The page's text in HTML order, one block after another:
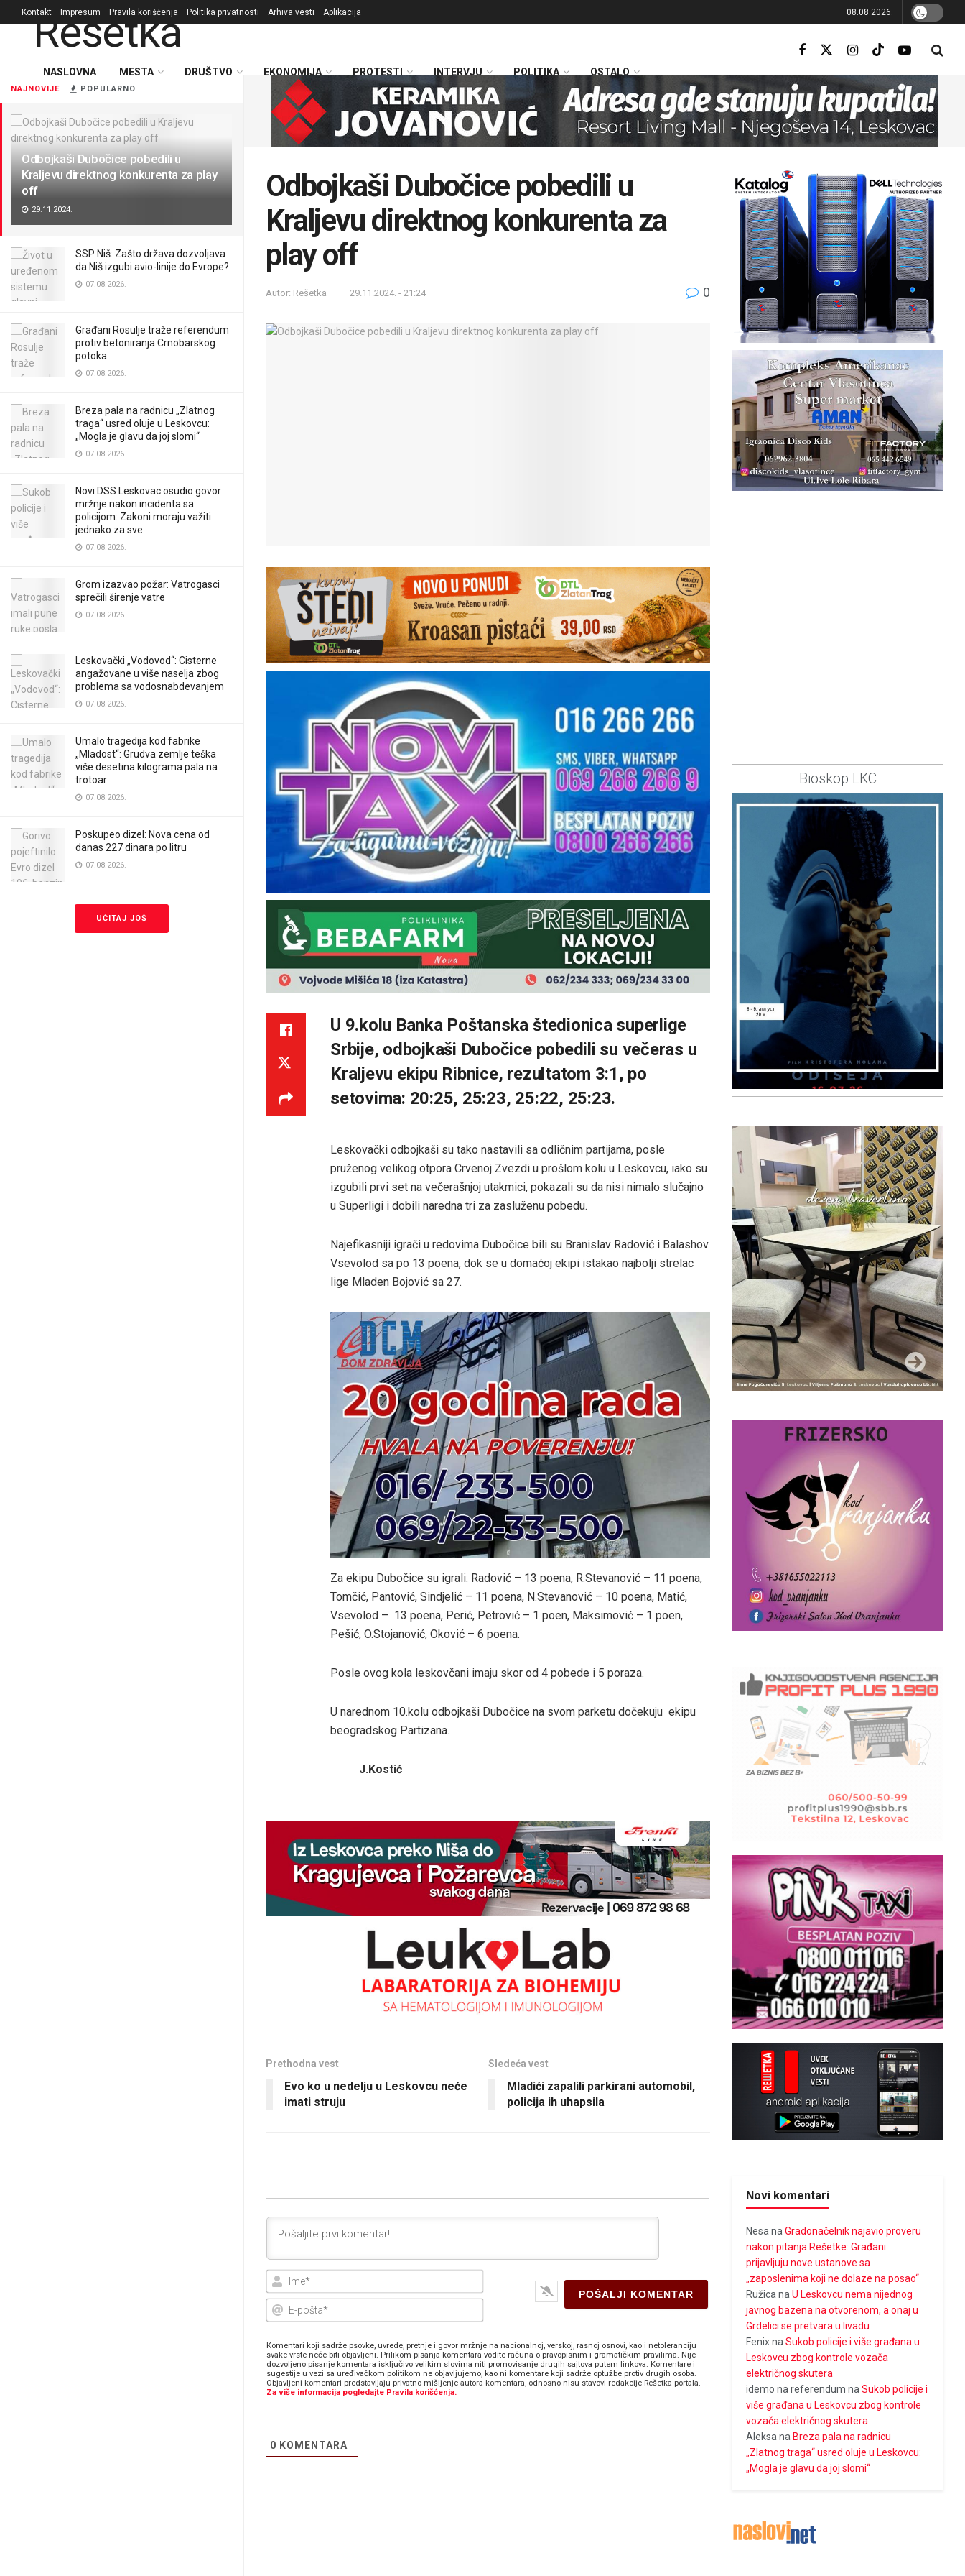
NAJNOVIJE POPULARNO
Odbojkaši Dubočice pobedili u
Kraljevu direktnog konkurenta za play
off
29.11.2024.
SSP Niš: Zašto država dozvoljava
da Niš izgubi avio-linije do Evrope?
07.08.2026.
Građani Rosulje traže referendum
protiv betoniranja Crnobarskog
potoka
07.08.2026.
Breza pala na radnicu „Zlatnog
traga“ usred oluje u Leskovcu:
„Mogla je glavu da joj slomi“
07.08.2026.
Novi DSS Leskovac osudio govor
mržnje nakon incidenta sa
policijom: Zakoni moraju važiti
jednako za sve
07.08.2026.
Grom izazvao požar: Vatrogasci
sprečili širenje vatre
07.08.2026.
Leskovački „Vodovod“: Cisterne
angažovane u više naselja zbog
problema sa vodosnabdevanjem
07.08.2026.
Umalo tragedija kod fabrike
„Mladost“: Grudva zemlje teška
više desetina kilograma pala na
trotoar
07.08.2026.
Poskupeo dizel: Nova cena od
danas 227 dinara po litru
07.08.2026.
UČITAJ JOŠ
Kontakt Impresum Pravila korišćenja Politika privatnosti Arhiva vesti Aplikacija 08.08.2026.
NASLOVNA MESTA DRUŠTVO EKONOMIJA PROTESTI INTERVJU POLITIKA OSTALO
Odbojkaši Dubočice pobedili u
Kraljevu direktnog konkurenta za
play off
Autor: Rešetka 29.11.2024. - 21:24 0
U 9.kolu Banka Poštanska štedionica superlige
Srbije, odbojkaši Dubočice pobedili su večeras u
Kraljevu ekipu Ribnice, rezultatom 3:1, po
setovima: 20:25, 25:23, 25:22, 25:23.
Leskovački odbojkaši su tako nastavili sa odličnim partijama, posle
pruženog velikog otpora Crvenoj Zvezdi u prošlom kolu u Leskovcu, iako su
izgubili prvi set na večerašnjoj utakmici, pokazali su da nisi nimalo slučajno
u Superligi i dobili naredna tri za zasluženu pobedu.
Najefikasniji igrači u redovima Dubočice bili su Branislav Radović i Balashov
Vsevolod sa po 13 poena, dok se u domaćoj ekipi istakao najbolji strelac
lige Mladen Bojović sa 27.
Za ekipu Dubočice su igrali: Radović – 13 poena, R.Stevanović – 11 poena,
Tomčić, Pantović, Sindjelić – 11 poena, N.Stevanović – 10 poena, Matić,
Vsevolod – 13 poena, Perić, Petrović – 1 poen, Maksimović – 1 poen,
Pešić, O.Stojanović, Oković – 6 poena.
Posle ovog kola leskovčani imaju skor od 4 pobede i 5 poraza.
U narednom 10.kolu odbojkaši Dubočice na svom parketu dočekuju ekipu
beogradskog Partizana.
J.Kostić
Prethodna vest
Evo ko u nedelju u Leskovcu neće
imati struju
Sledeća vest
Mladići zapalili parkirani automobil,
policija ih uhapsila
Ime*
E-
Komentari koji sadrže psovke, uvrede, pretnje i govor mržnje na nacionalnoj, verskoj, rasnoj osnovi, kao i netoleranciju
svake vrste neće biti objavljeni. Prilikom pisanja komentara vodite računa o pravopisnim i gramatičkim pravilima. Nije
dozvoljeno pisanje komentara isključivo velikim slovima niti promovisanje drugih sajtova putem linkova. Komentare i
sugestije u vezi sa uređivačkom politikom ne objavljujemo, kao ni komentare koji sadrže optužbe protiv drugih osoba.
Objavljeni komentari predstavljaju privatno mišljenje autora komentara, odnosno nisu stavovi redakcije Rešetka portala.
Za više informacija pogledajte Pravila korišćenja.
0 KOMENTARA
Bioskop LKC
Novi komentari
Nesa naGradonačelnik najavio proveru
nakon pitanja Rešetke: Građani
prijavljuju nove ustanove sa
„zaposlenima koji ne dolaze na posao“
Ružica naU Leskovcu nema nijednog
javnog bazena na otvorenom, a onaj u
Grdelici se pretvara u livadu
FenixnaSukob policije i više građana u
Leskovcu zbog kontrole vozača
električnog skutera
idemo na referendum naSukob policije i
više građana u Leskovcu zbog kontrole
vozača električnog skutera
Aleksa na Breza pala na radnicu
„Zlatnog traga“ usred oluje u Leskovcu:
„Mogla je glavu da joj slomi“